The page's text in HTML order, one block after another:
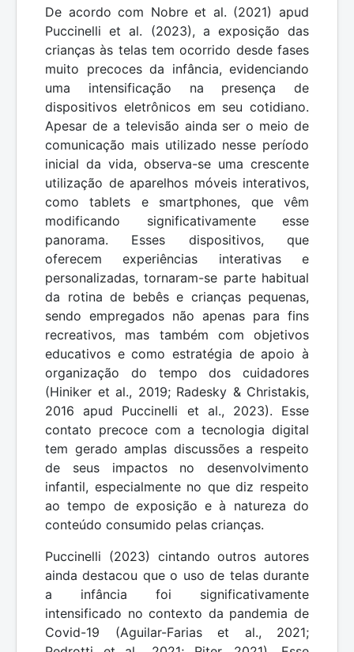
De acordo com Nobre et al. (2021) apud
Puccinelli et al. (2023), a exposição das
crianças às telas tem ocorrido desde fases
muito precoces da infância, evidenciando
uma intensificação na presença de
dispositivos eletrônicos em seu cotidiano.
Apesar de a televisão ainda ser o meio de
comunicação mais utilizado nesse período
inicial da vida, observa-se uma crescente
utilização de aparelhos móveis interativos,
como tablets e smartphones, que vêm
modificando significativamente esse
panorama. Esses dispositivos, que
oferecem experiências interativas e
personalizadas, tornaram-se parte habitual
da rotina de bebês e crianças pequenas,
sendo empregados não apenas para fins
recreativos, mas também com objetivos
educativos e como estratégia de apoio à
organização do tempo dos cuidadores
(Hiniker et al., 2019; Radesky & Christakis,
2016 apud Puccinelli et al., 2023). Esse
contato precoce com a tecnologia digital
tem gerado amplas discussões a respeito
de seus impactos no desenvolvimento
infantil, especialmente no que diz respeito
ao tempo de exposição e à natureza do
conteúdo consumido pelas crianças.
Puccinelli (2023) cintando outros autores
ainda destacou que o uso de telas durante
a infância foi significativamente
intensificado no contexto da pandemia de
Covid-19 (Aguilar-Farias et al., 2021;